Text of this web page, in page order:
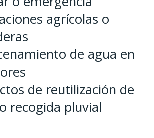
agrícolas o
de agua en
de reutilización de
recogida pluvial